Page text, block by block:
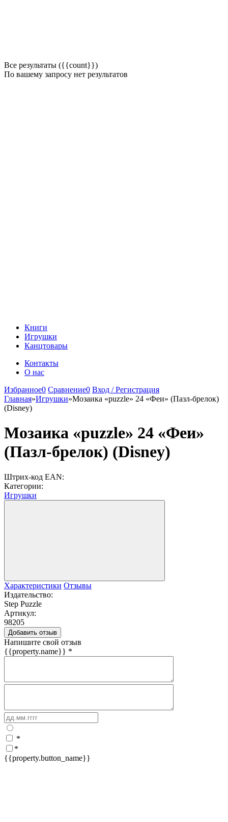
Все результаты ({{count}})
По вашему запросу нет результатов
Книги
Игрушки
Канцтовары
Контакты
О нас
Избранное0 Сравнение0 Вход / Регистрация
Главная»Игрушки»Мозаика «puzzle» 24 «Феи» (Пазл-брелок)
(Disney)
Мозаика «puzzle» 24 «Феи»
(Пазл-брелок) (Disney)
Штрих-код EAN:
Категории:
Игрушки
Характеристики Отзывы
Издательство:
Step Puzzle
Артикул:
98205
Добавить отзыв
Напишите свой отзыв
{{property.name}} *
*
*
{{property.button_name}}